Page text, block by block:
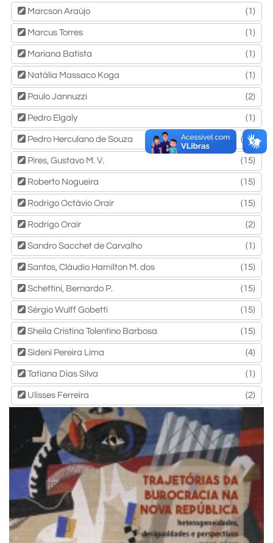
Marcson Araújo (1)
Marcus Torres (1)
Mariana Batista (1)
Natália Massaco Koga (1)
Paulo Jannuzzi (2)
Pedro Elgaly (1)
Pedro Herculano de Souza (15)
Pires, Gustavo M. V. (15)
Roberto Nogueira (15)
Rodrigo Octávio Orair (15)
Rodrigo Orair (2)
Sandro Sacchet de Carvalho (1)
Santos, Cláudio Hamilton M. dos (15)
Schettini, Bernardo P. (15)
Sérgio Wulff Gobetti (15)
Sheila Cristina Tolentino Barbosa (15)
Sideni Pereira Lima (4)
Tatiana Dias Silva (1)
Ulisses Ferreira (2)